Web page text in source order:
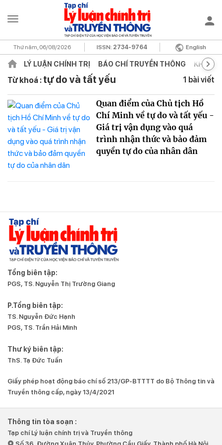
Thứ năm, 06/08/2026 ISSN: 2734-9764 English
LÝ LUẬN CHÍNH TRỊ BÁO CHÍ TRUYỀN THÔNG KHOA
Từ khoá : tự do và tất yếu 1 bài viết
Quan điểm của Chủ tịch Hồ
Chí Minh về tự do và tất yếu -
Giá trị vận dụng vào quá
trình nhận thức và bảo đảm
quyền tự do của nhân dân
Tổng biên tập:
PGS, TS. Nguyễn Thị Trường Giang
P.Tổng biên tập:
TS. Nguyễn Đức Hạnh
PGS, TS. Trần Hải Minh
Thư ký biên tập:
ThS. Tạ Đức Tuấn
Giấy phép hoạt động báo chí số 213/GP-BTTTT do Bộ Thông tin và
Truyền thông cấp, ngày 13/4/2021
Thông tin tòa soạn :
Tạp chí Lý luận chính trị và Truyền thông